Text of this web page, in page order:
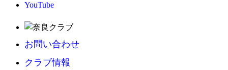
YouTube
お問い合わせ
クラブ情報